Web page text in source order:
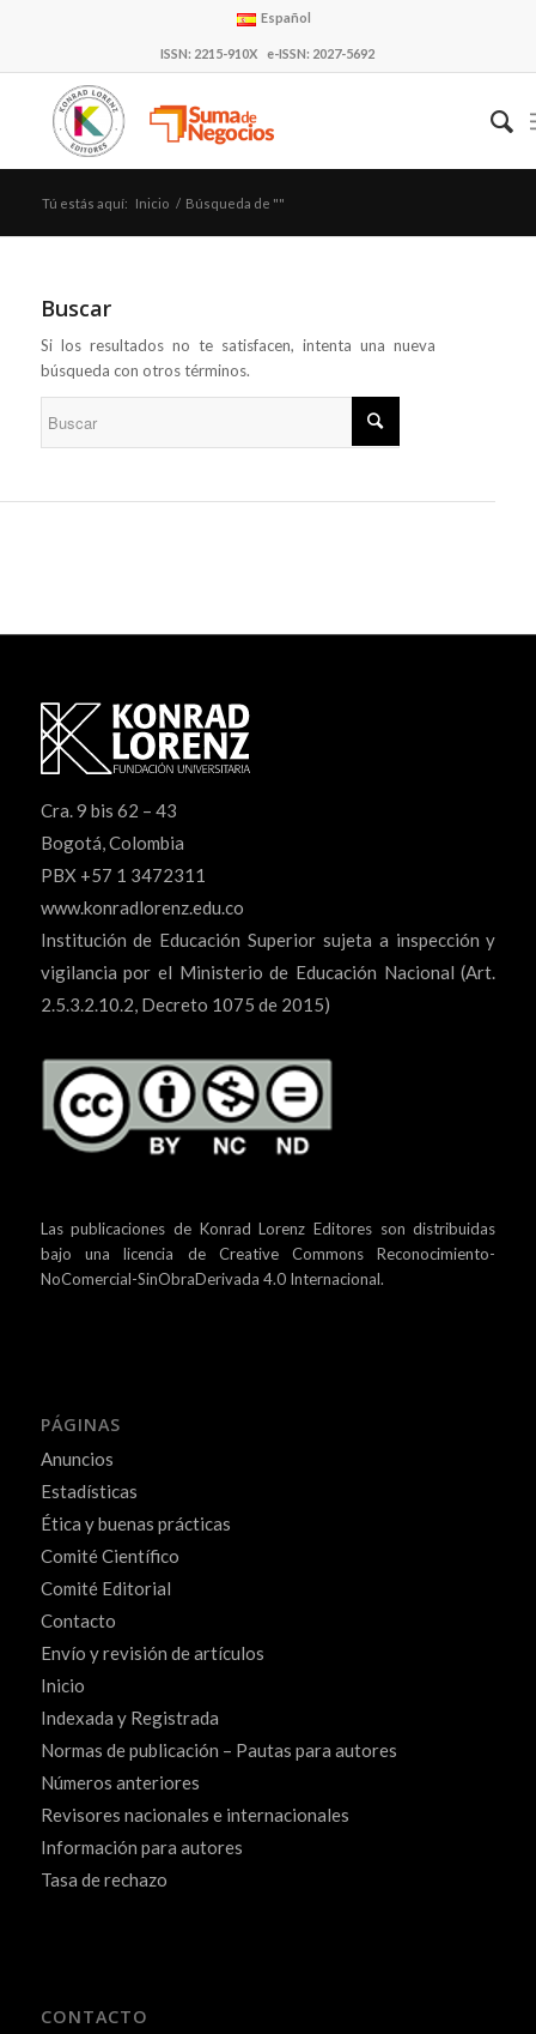
Español
ISSN: 2215-910X e-ISSN: 2027-5692
Tú estás aquí: Inicio / Búsqueda de ""
Buscar
Si los resultados no te satisfacen, intenta una nueva
búsqueda con otros términos.
Cra. 9 bis 62 – 43
Bogotá, Colombia
PBX +57 1 3472311
www.konradlorenz.edu.co
Institución de Educación Superior sujeta a inspección y
vigilancia por el Ministerio de Educación Nacional (Art.
2.5.3.2.10.2, Decreto 1075 de 2015)
Las publicaciones de Konrad Lorenz Editores son distribuidas
bajo unalicencia de Creative Commons Reconocimiento-
NoComercial-SinObraDerivada 4.0 Internacional.
PÁGINAS
Anuncios
Estadísticas
Ética y buenas prácticas
Comité Científico
Comité Editorial
Contacto
Envío y revisión de artículos
Inicio
Indexada y Registrada
Normas de publicación – Pautas para autores
Números anteriores
Revisores nacionales e internacionales
Información para autores
Tasa de rechazo
CONTACTO